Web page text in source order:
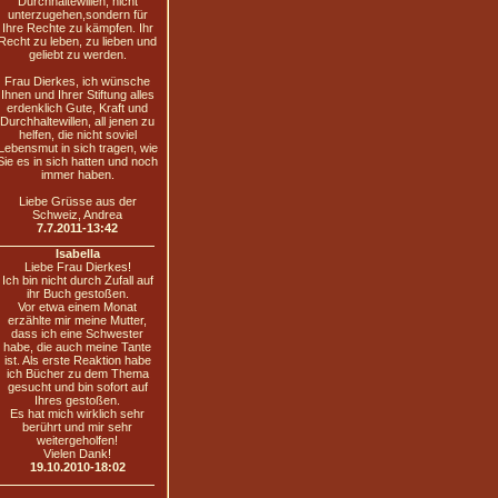
unterzugehen,sondern für
Ihre Rechte zu kämpfen. Ihr
zu leben, zu lieben und
geliebt zu werden.
Frau Dierkes, ich wünsche
Ihnen und Ihrer Stiftung alles
erdenklich Gute, Kraft und
Durchhaltewillen, all jenen zu
helfen, die nicht soviel
in sich tragen, wie
es in sich hatten und noch
immer haben.
Liebe Grüsse aus der
Schweiz, Andrea
7.7.2011-13:42
Isabella
Liebe Frau Dierkes!
Ich bin nicht durch Zufall auf
ihr Buch gestoßen.
Vor etwa einem Monat
erzählte mir meine Mutter,
dass ich eine Schwester
habe, die auch meine Tante
ist. Als erste Reaktion habe
ich Bücher zu dem Thema
gesucht und bin sofort auf
Ihres gestoßen.
Es hat mich wirklich sehr
berührt und mir sehr
weitergeholfen!
Vielen Dank!
19.10.2010-18:02